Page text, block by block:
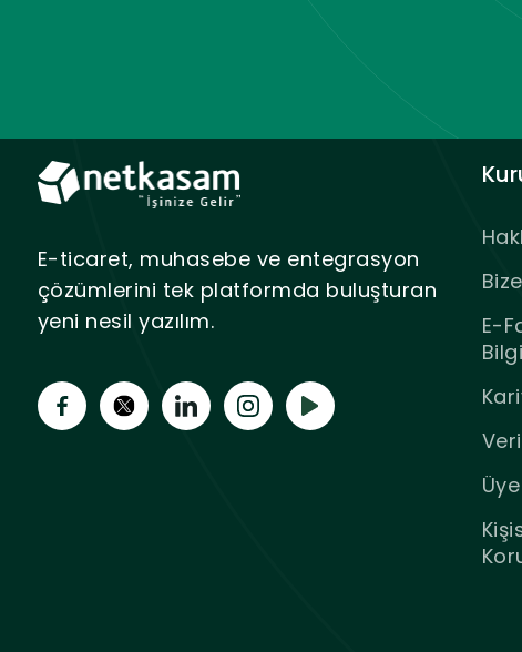
E-ticaret, muhasebe ve entegrasyon
çözümlerini tek platformda buluşturan
yeni nesil yazılım.
E-